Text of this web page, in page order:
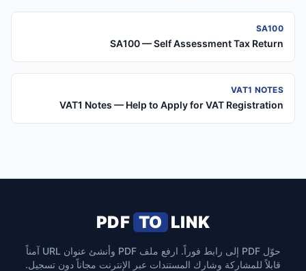
SA100
SA100 — Self Assessment Tax Return
VAT1 NOTES
VAT1 Notes — Help to Apply for VAT Registration
PDF TO LINK
حوّل PDF إلى رابط فوراً. ارفع ملف PDF وأنشئ عنوان URL آمناً
قابلاً للمشاركة وشارك المستندات عبر الإنترنت مجاناً دون تسجيل.